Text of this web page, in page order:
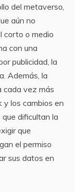
del metaverso,
aún no
corto o medio
con una
publicidad, la
Además, la
cada vez más
y los cambios en
dificultan la
que
el permiso
sus datos en